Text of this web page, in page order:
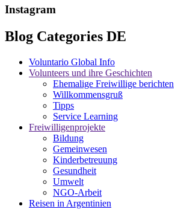
Instagram
Blog Categories DE
Voluntario Global Info
Volunteers und ihre Geschichten
Ehemalige Freiwillige berichten
Willkommensgruß
Tipps
Service Learning
Freiwilligenprojekte
Bildung
Gemeinwesen
Kinderbetreuung
Gesundheit
Umwelt
NGO-Arbeit
Reisen in Argentinien